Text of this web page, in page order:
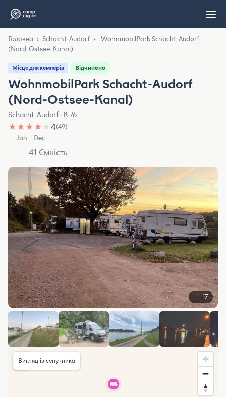
Головна › Schacht-Audorf ›
WohnmobilPark Schacht-Audorf
(Nord-Ostsee-Kanal)
Місце для кемперів Відчинено
WohnmobilPark Schacht-Audorf
(Nord-Ostsee-Kanal)
Schacht-Audorf · K 76
★ ★ ★ ★ ★4(49)
Jan – Dec
41 Ємність
17
Вигляд із супутника